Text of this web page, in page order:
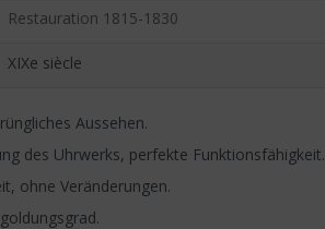
Restauration 1815-1830
XIXe siècle
Aussehen.
des Uhrwerks, perfekte Funktionsfähigkeit.
ohne Veränderungen.